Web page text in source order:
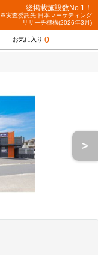
総掲載施設数No.1！
※実査委託先:日本マーケティング
リサーチ機構(2026年3月)
お気に入り 0
>